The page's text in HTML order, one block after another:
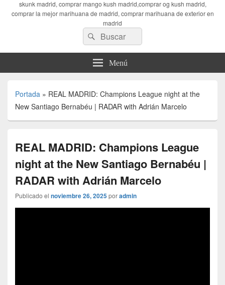
skunk madrid, comprar mango kush madrid,comprar og kush madrid,
comprar la mejor marihuana de madrid, comprar marihuana de exterior en
madrid
Buscar
por:
Buscar
Menú
Portada » REAL MADRID: Champions League night at the
New Santiago Bernabéu | RADAR with Adrián Marcelo
REAL MADRID: Champions League
night at the New Santiago Bernabéu |
RADAR with Adrián Marcelo
Publicado el noviembre 26, 2025poradmin